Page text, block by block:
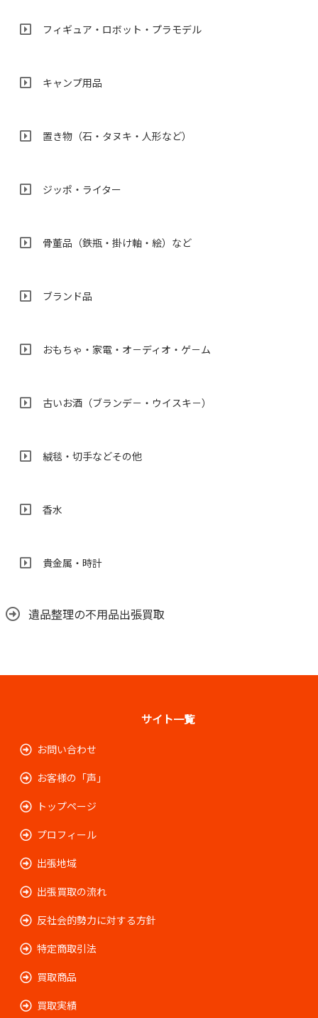
フィギュア・ロボット・プラモデル
キャンプ用品
置き物（石・タヌキ・人形など）
ジッポ・ライター
骨董品（鉄瓶・掛け軸・絵）など
ブランド品
おもちゃ・家電・オ－ディオ・ゲ－ム
古いお酒（ブランデ－・ウイスキ－）
絨毯・切手などその他
香水
貴金属・時計
遺品整理の不用品出張買取
サイト一覧
お問い合わせ
お客様の「声」
トップページ
プロフィール
出張地域
出張買取の流れ
反社会的勢力に対する方針
特定商取引法
買取商品
買取実績